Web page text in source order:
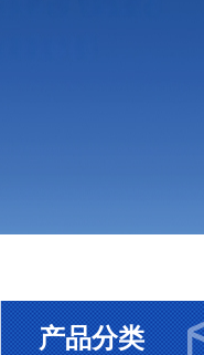
产品分类